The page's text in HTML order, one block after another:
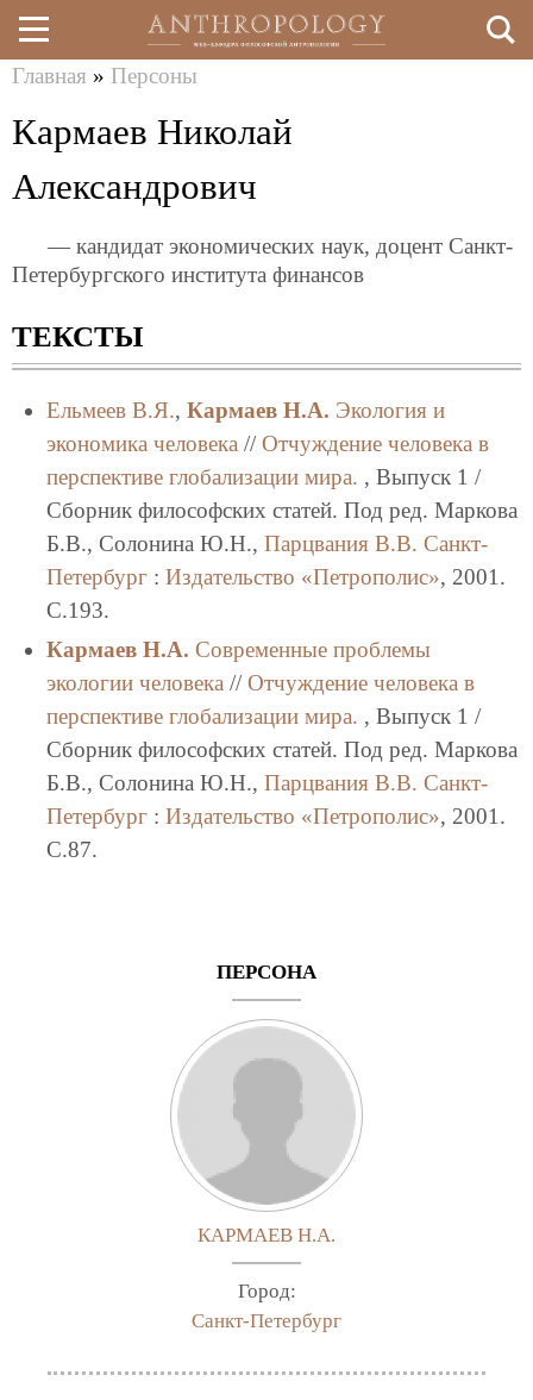
Перейти
к
здесь
Главная » Персоны
Кармаев Николай
Александрович
— кандидат экономических наук, доцент Санкт-
Петербургского института финансов
ТЕКСТЫ
Ельмеев В.Я., Кармаев Н.А. Экология и
экономика человека// Отчуждение человека в
перспективе глобализации мира. , Выпуск 1 /
Сборник философских статей. Под ред. Маркова
Б.В., Солонина Ю.Н., Парцвания В.В. Санкт-
Петербург: Издательство «Петрополис», 2001.
C.193.
Кармаев Н.А. Современные проблемы
экологии человека// Отчуждение человека в
перспективе глобализации мира. , Выпуск 1 /
Сборник философских статей. Под ред. Маркова
Б.В., Солонина Ю.Н., Парцвания В.В. Санкт-
Петербург: Издательство «Петрополис», 2001.
C.87.
ПЕРСОНА
КАРМАЕВ Н.А.
Город:
Санкт-Петербург